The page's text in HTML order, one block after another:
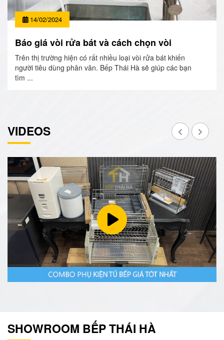
14/02/2024
Báo giá vòi rửa bát và cách chọn vòi
Trên thị trường hiện có rất nhiều loại vòi rửa bát khiến
người tiêu dùng phân vân. Bếp Thái Hà sẽ giúp các bạn
tìm ...
VIDEOS
SHOWROOM BẾP THÁI HÀ